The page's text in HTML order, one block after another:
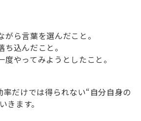
ら言葉を選んだこと。
ち込んだこと。
度やってみようとしたこと。
率だけでは得られない“自分自身の
きます。